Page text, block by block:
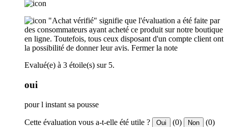
"Achat vérifié" signifie que l'évaluation a été faite par
des consommateurs ayant acheté ce produit sur notre boutique
en ligne. Toutefois, tous ceux disposant d'un compte client ont
la possibilité de donner leur avis. Fermer la note
Evalué(e) à 3 étoile(s) sur 5.
oui
pour l instant sa pousse
Cette évaluation vous a-t-elle été utile ? Oui (0) Non (0)